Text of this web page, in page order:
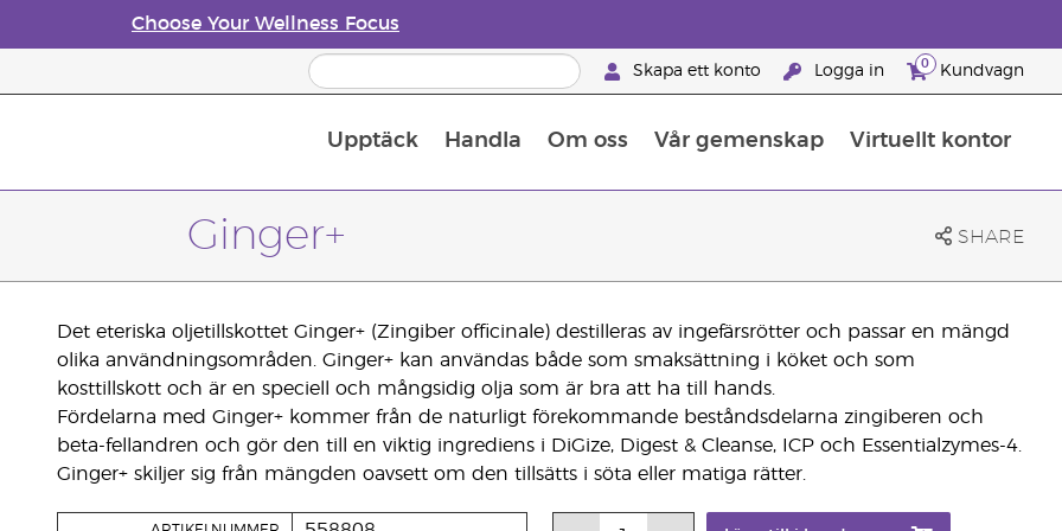
Choose Your Wellness Focus
Skapa ett konto Logga in 0 Kundvagn
Upptäck Handla Om oss Vår gemenskap Virtuellt kontor
Ginger+ SHARE
Det eteriska oljetillskottet Ginger+ (Zingiber officinale) destilleras av ingefärsrötter och passar en mängd
olika användningsområden. Ginger+ kan användas både som smaksättning i köket och som
kosttillskott och är en speciell och mångsidig olja som är bra att ha till hands.
Fördelarna med Ginger+ kommer från de naturligt förekommande beståndsdelarna zingiberen och
beta-fellandren och gör den till en viktig ingrediens i DiGize, Digest & Cleanse, ICP och Essentialzymes-4.
Ginger+ skiljer sig från mängden oavsett om den tillsätts i söta eller matiga rätter.